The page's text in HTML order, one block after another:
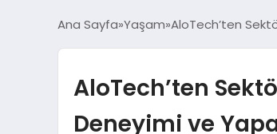
Ana Sayfa Yaşam AloTech’ten
AloTech’ten
Deneyimi ve